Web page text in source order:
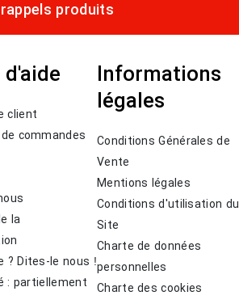
produits
d'aide
client
commandes
la
? Dites-le nous !
: partiellement
Informations
légales
Conditions Générales de
Vente
Mentions légales
Conditions d'utilisation du
Site
Charte de données
personnelles
Charte des cookies